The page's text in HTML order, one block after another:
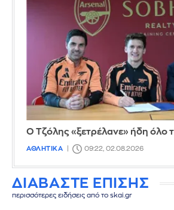
Ο Τζόλης «ξετρέλανε» ήδη όλο
ΑΘΛΗΤΙΚΑ 09:22, 02.08.2026
ΔΙΑΒΑΣΤΕ ΕΠΙΣΗΣ
περισσότερες ειδήσεις από το skai.gr